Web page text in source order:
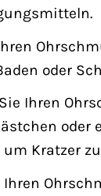
oder
Ihren
oder
um Kratzer
Ihren